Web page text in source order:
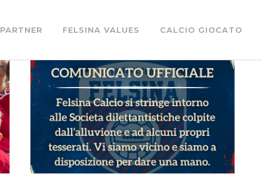
PARTNER FELSINA VALUES CALCIO GIOCATO